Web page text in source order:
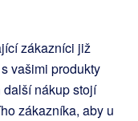
zákazníci již
vašimi produkty
nákup stojí
zákazníka, aby u